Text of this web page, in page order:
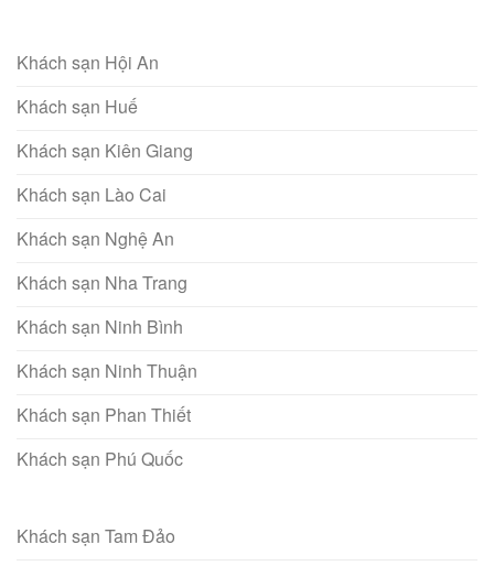
Khách sạn Hội An
Khách sạn Huế
Khách sạn Kiên Giang
Khách sạn Lào Cai
Khách sạn Nghệ An
Khách sạn Nha Trang
Khách sạn Ninh Bình
Khách sạn Ninh Thuận
Khách sạn Phan Thiết
Khách sạn Phú Quốc
Khách sạn Tam Đảo